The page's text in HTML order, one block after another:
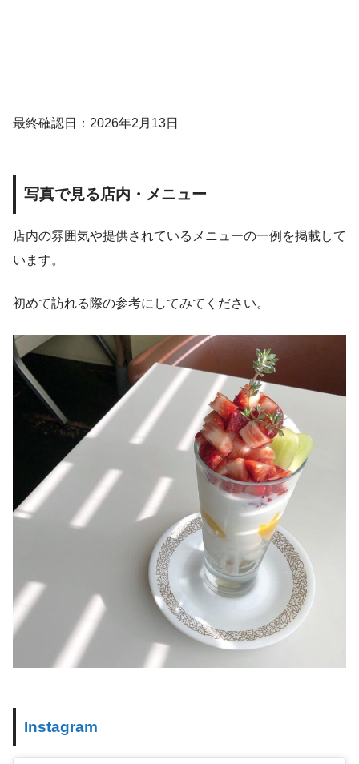
最終確認日：2026年2月13日
写真で見る店内・メニュー
店内の雰囲気や提供されているメニューの一例を掲載して
います。
初めて訪れる際の参考にしてみてください。
Instagram